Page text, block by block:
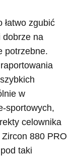
łatwo zgubić
dobrze na
potrzebne.
w
sportowych,
celownika
880 PRO
taki